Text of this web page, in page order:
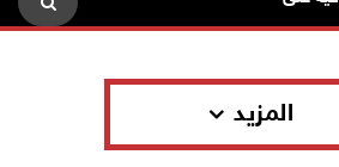
المزيد